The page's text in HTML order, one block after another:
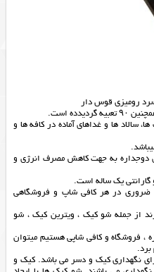
رومیزی قوس دار
سالاد ها و غداهای آماده در کافه ها و
به جهت کاهش مصرف انرژی و
یک ساله است.
و ضروری در هر کافی شاپ و فروشگاهی
از جمله شو کیک ، ویترین کیک ، شو
، فروشگاه و کافی شاپی هستیم میتوان
نگهداری کیک و دسر می باشد. کیک و